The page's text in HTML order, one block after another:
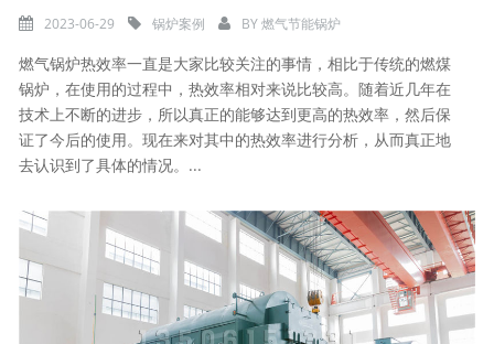
2023-06-29 锅炉案例 BY燃气节能锅炉
燃气锅炉热效率一直是大家比较关注的事情，相比于传统的燃煤
锅炉，在使用的过程中，热效率相对来说比较高。随着近几年在
技术上不断的进步，所以真正的能够达到更高的热效率，然后保
证了今后的使用。现在来对其中的热效率进行分析，从而真正地
去认识到了具体的情况。...